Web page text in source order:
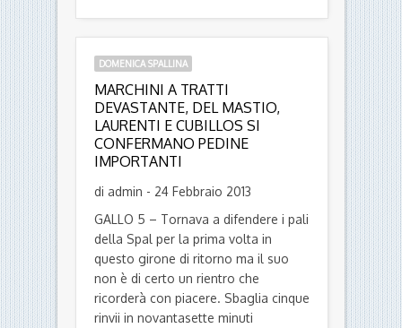
DOMENICA SPALLINA
MARCHINI A TRATTI
DEVASTANTE, DEL MASTIO,
LAURENTI E CUBILLOS SI
CONFERMANO PEDINE
IMPORTANTI
di admin - 24 Febbraio 2013
GALLO 5 – Tornava a difendere i pali
della Spal per la prima volta in
questo girone di ritorno ma il suo
non è di certo un rientro che
ricorderà con piacere. Sbaglia cinque
rinvii in novantasette minuti